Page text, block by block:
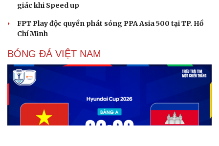
giác khi Speed up
FPT Play độc quyền phát sóng PPA Asia 500 tại TP. Hồ
Chí Minh
BÓNG ĐÁ VIỆT NAM